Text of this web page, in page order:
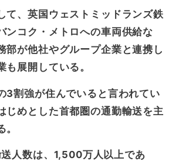
て、英国ウェストミッドランズ鉄
ンコク・メトロへの車両供給な
部が他社やグループ企業と連携し
も展開している。
3割強が住んでいると言われてい
じめとした首都圏の通勤輸送を主
人数は、1,500万人以上であ